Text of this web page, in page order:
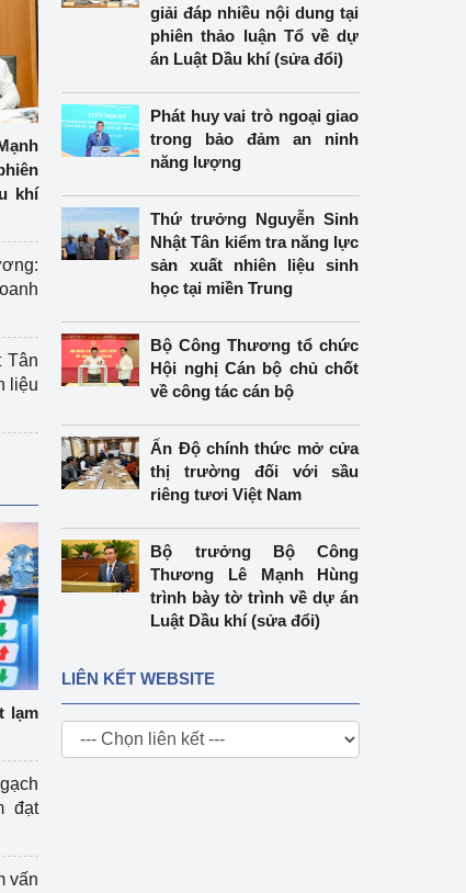
khí
Tân
liệu
lạm
đạt
vấn
giải đáp nhiều nội dung tại
phiên thảo luận Tổ về dự
án Luật Dầu khí (sửa đổi)
Phát huy vai trò ngoại giao
trong bảo đảm an ninh
năng lượng
Thứ trưởng Nguyễn Sinh
Nhật Tân kiểm tra năng lực
sản xuất nhiên liệu sinh
học tại miền Trung
Bộ Công Thương tổ chức
Hội nghị Cán bộ chủ chốt
về công tác cán bộ
Ấn Độ chính thức mở cửa
thị trường đối với sầu
riêng tươi Việt Nam
Bộ trưởng Bộ Công
Thương Lê Mạnh Hùng
trình bày tờ trình về dự án
Luật Dầu khí (sửa đổi)
LIÊN KẾT WEBSITE